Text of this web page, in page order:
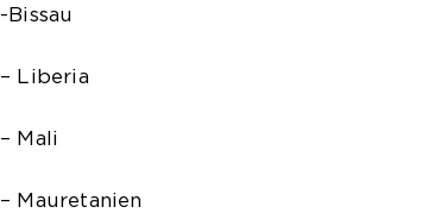
-Bissau
– Liberia
– Mali
– Mauretanien